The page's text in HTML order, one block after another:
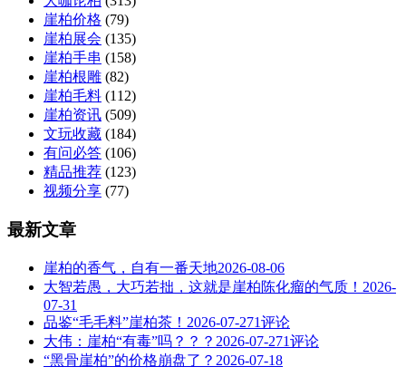
崖柏价格 (79)
崖柏展会 (135)
崖柏手串 (158)
崖柏根雕 (82)
崖柏毛料 (112)
崖柏资讯 (509)
文玩收藏 (184)
有问必答 (106)
精品推荐 (123)
视频分享 (77)
最新文章
崖柏的香气，自有一番天地2026-08-06
大智若愚，大巧若拙，这就是崖柏陈化瘤的气质！ 2026-
07-31
品鉴“毛毛料”崖柏茶！ 2026-07-271评论
大伟：崖柏“有毒”吗？？？ 2026-07-271评论
“黑骨崖柏”的价格崩盘了？ 2026-07-18